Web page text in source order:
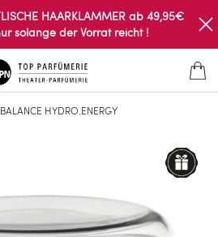
HAARKLAMMER ab 49,95€
solange der Vorrat reicht !
HYDRO.ENERGY